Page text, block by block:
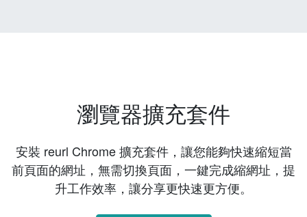
瀏覽器擴充套件
安裝 reurl Chrome 擴充套件，讓您能夠快速縮短當
前頁面的網址，無需切換頁面，一鍵完成縮網址，提
升工作效率，讓分享更快速更方便。